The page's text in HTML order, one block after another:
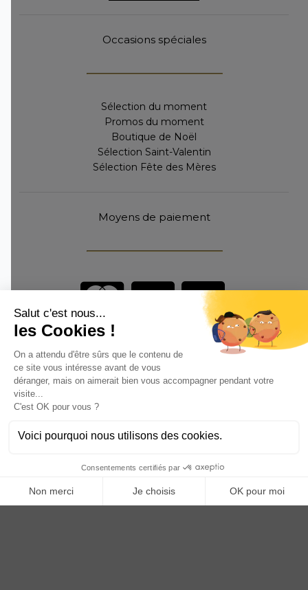
Occasions spéciales
Sélection du moment
Promos du moment
Boutique de Noël
Sélection Saint-Valentin
Sélection Fête des Mères
Moyens de paiement
Vous êtes un professionnel ?
Anoq bénéficie du soutien financier de la région Hauts de